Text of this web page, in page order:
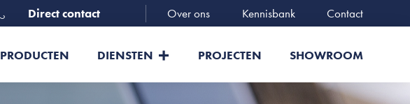
Direct contact Over ons Kennisbank Contact
PRODUCTEN DIENSTEN PROJECTEN SHOWROOM